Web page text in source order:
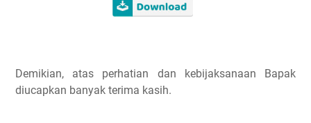
Demikian, atas perhatian dan kebijaksanaan Bapak
diucapkan banyak terima kasih.